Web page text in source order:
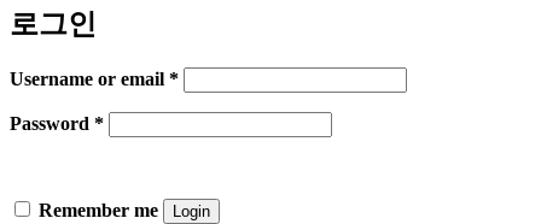
로그인
Username or email *
Password *
Remember me Login